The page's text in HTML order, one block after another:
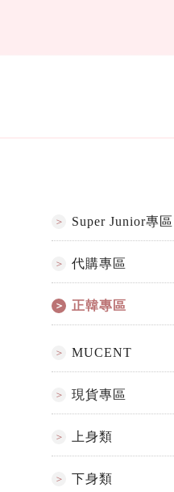
Super Junior專區
代購專區
正韓專區
MUCENT
現貨專區
上身類
下身類